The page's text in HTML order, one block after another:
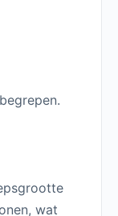
wat